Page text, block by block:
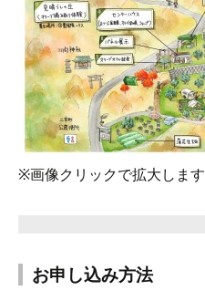
※画像クリックで拡大します
お申し込み方法